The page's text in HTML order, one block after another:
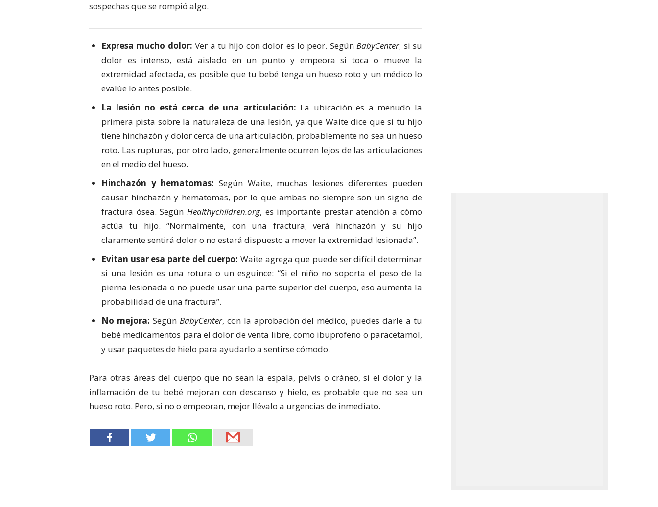
sospechas que se rompió algo.
Expresa mucho dolor:Ver a tu hijo con dolor es lo peor. SegúnBabyCenter, si su
dolor es intenso, está aislado en un punto y empeora si toca o mueve la
extremidad afectada, es posible que tu bebé tenga un hueso roto y un médico lo
evalúe lo antes posible.
La lesión no está cerca de una articulación: La ubicación es a menudo la
primera pista sobre la naturaleza de una lesión, ya que Waite dice que si tu hijo
tiene hinchazón y dolor cerca de una articulación, probablemente no sea un hueso
roto. Las rupturas, por otro lado, generalmente ocurren lejos de las articulaciones
en el medio del hueso.
Hinchazón y hematomas: Según Waite, muchas lesiones diferentes pueden
causar hinchazón y hematomas, por lo que ambas no siempre son un signo de
fractura ósea. Según Healthychildren.org, es importante prestar atención a cómo
actúa tu hijo. “Normalmente, con una fractura, verá hinchazón y su hijo
claramente sentirá dolor o no estará dispuesto a mover la extremidad lesionada”.
Evitan usar esa parte del cuerpo: Waite agrega que puede ser difícil determinar
si una lesión es una rotura o un esguince: “Si el niño no soporta el peso de la
pierna lesionada o no puede usar una parte superior del cuerpo, eso aumenta la
probabilidad de una fractura”.
No mejora: Según BabyCenter, con la aprobación del médico, puedes darle a tu
bebé medicamentos para el dolor de venta libre, como ibuprofeno o paracetamol,
y usar paquetes de hielo para ayudarlo a sentirse cómodo.
Para otras áreas del cuerpo que no sean la espala, pelvis o cráneo, si el dolor y la
inflamación de tu bebé mejoran con descanso y hielo, es probable que no sea un
hueso roto. Pero, si no o empeoran, mejor llévalo a urgencias de inmediato.